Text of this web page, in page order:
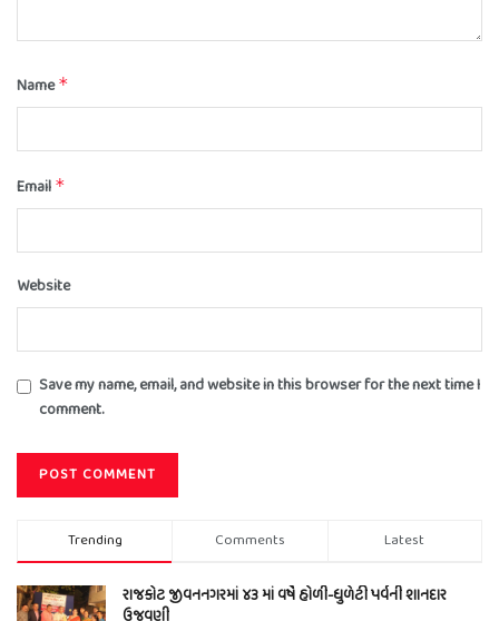
Name*
Email *
Website
Save my name, email, and website in this browser for the next time I
comment.
Trending Comments Latest
રાજકોટ જીવનનગરમાં ૪૩ માં વર્ષે હોળી-ધુળેટી પર્વની શાનદાર